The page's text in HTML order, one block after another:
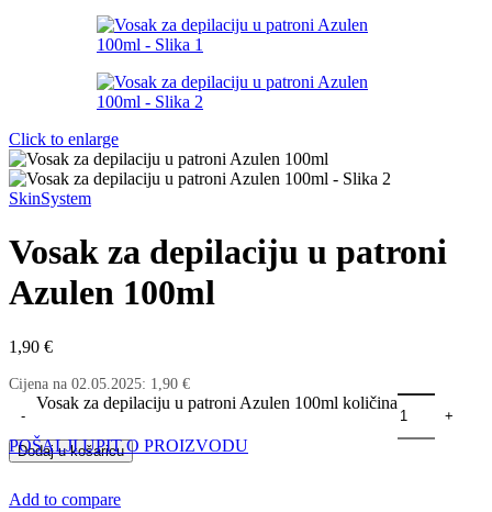
Click to enlarge
SkinSystem
Vosak za depilaciju u patroni
Azulen 100ml
1,90 €
Cijena na 02.05.2025: 1,90 €
Vosak za depilaciju u patroni Azulen 100ml količina
Dodaj u košaricu
POŠALJI UPIT O PROIZVODU
Add to compare